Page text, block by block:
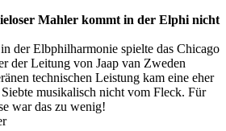
Mahler kommt in der Elphi nicht
der Elbphilharmonie spielte das Chicago
der Leitung von Jaap van Zweden
technischen Leistung kam eine eher
musikalisch nicht vom Fleck. Für
war das zu wenig!